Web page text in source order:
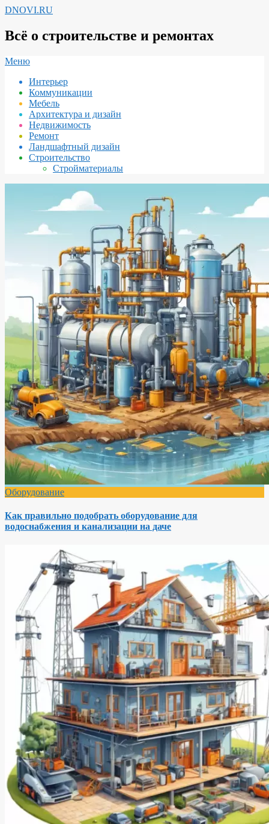
Перейти
содержимому
DNOVI.RU
Всё о строительстве и ремонтах
Вторичное
навигации
Меню
Интерьер
Коммуникации
Мебель
Архитектура и дизайн
Недвижимость
Ремонт
Ландшафтный дизайн
Строительство
Стройматериалы
Оборудование
Как правильно подобрать оборудование для
водоснабжения и канализации на даче